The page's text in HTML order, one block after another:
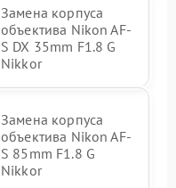
Замена корпуса
объектива Nikon AF-
S DX 35mm F1.8 G
Nikkor
Замена корпуса
объектива Nikon AF-
S 85mm F1.8 G
Nikkor